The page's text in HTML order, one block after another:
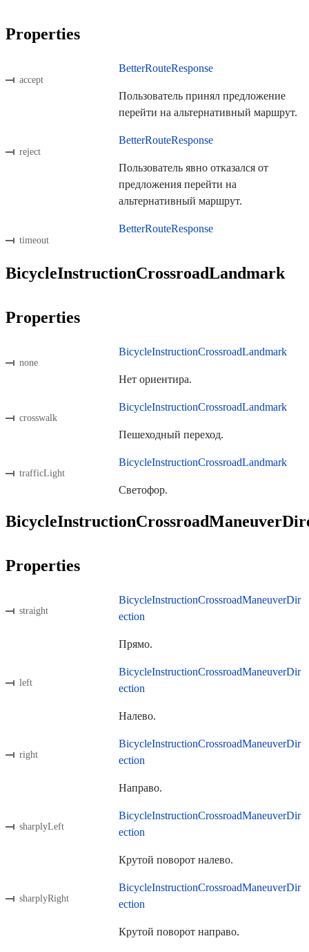
Properties
accept
BetterRouteResponse
Пользователь принял предложение
перейти на альтернативный маршрут.
reject
BetterRouteResponse
Пользователь явно отказался от
предложения перейти на
альтернативный маршрут.
timeout
BetterRouteResponse
BicycleInstructionCrossroadLandmark
Properties
none
BicycleInstructionCrossroadLandmark
Нет ориентира.
crosswalk
BicycleInstructionCrossroadLandmark
Пешеходный переход.
trafficLight
BicycleInstructionCrossroadLandmark
Светофор.
Properties
straight
BicycleInstructionCrossroadManeuverDir
ection
Прямо.
left
BicycleInstructionCrossroadManeuverDir
ection
Налево.
right
BicycleInstructionCrossroadManeuverDir
ection
Направо.
sharplyLeft
BicycleInstructionCrossroadManeuverDir
ection
Крутой поворот налево.
sharplyRight
BicycleInstructionCrossroadManeuverDir
ection
Крутой поворот направо.